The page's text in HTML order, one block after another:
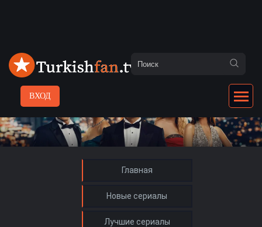
ВХОД
Главная
Новые сериалы
Лучшие сериалы